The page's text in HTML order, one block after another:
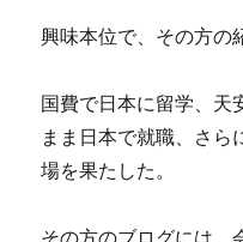
興味本位で、その方の
国費で日本に留学、天
まま日本で就職、さら
場を果たした。
その方のブログには、